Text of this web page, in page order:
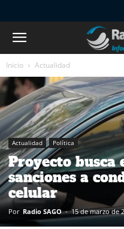
Inicio Actualidad
Actualidad Política
Proyecto busca
sanciones a
celular
Por Radio SAGO - 15 de marzo de